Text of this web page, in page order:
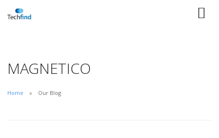
MAGNETICO
Home Our Blog